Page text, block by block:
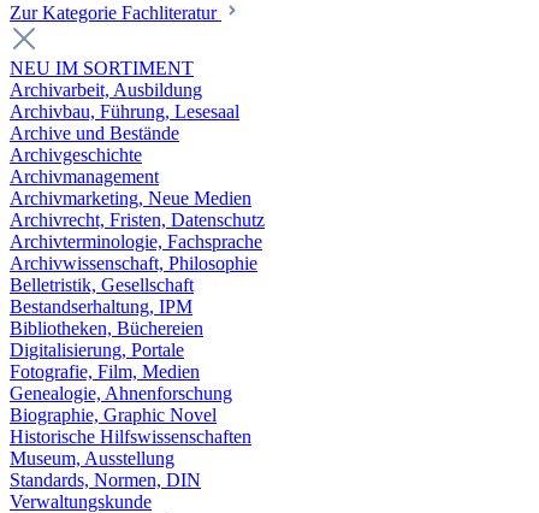
Zur Kategorie Fachliteratur
NEU IM SORTIMENT
Archivarbeit, Ausbildung
Archivbau, Führung, Lesesaal
Archive und Bestände
Archivgeschichte
Archivmanagement
Archivmarketing, Neue Medien
Archivrecht, Fristen, Datenschutz
Archivterminologie, Fachsprache
Archivwissenschaft, Philosophie
Belletristik, Gesellschaft
Bestandserhaltung, IPM
Bibliotheken, Büchereien
Digitalisierung, Portale
Fotografie, Film, Medien
Genealogie, Ahnenforschung
Biographie, Graphic Novel
Historische Hilfswissenschaften
Museum, Ausstellung
Standards, Normen, DIN
Verwaltungskunde